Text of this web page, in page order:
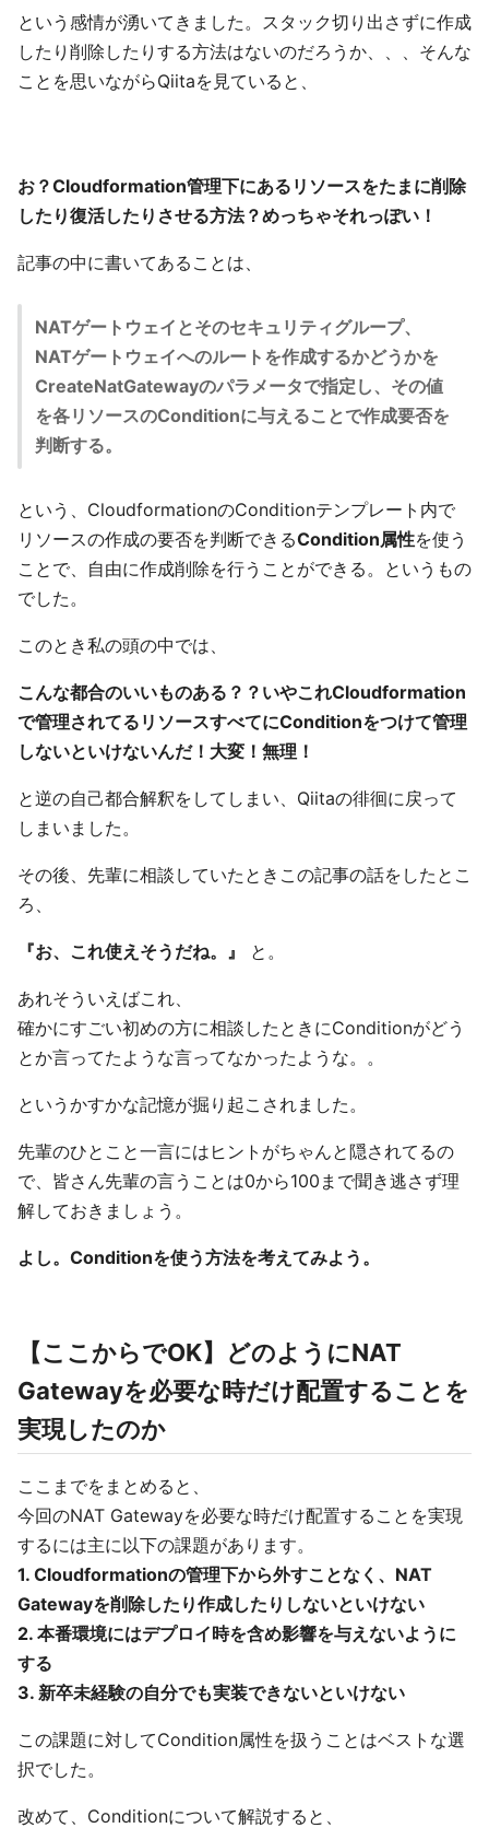
という感情が湧いてきました。スタック切り出さずに作成
したり削除したりする方法はないのだろうか、、、そんな
ことを思いながらQiitaを見ていると、
お？Cloudformation管理下にあるリソースをたまに削除
したり復活したりさせる方法？めっちゃそれっぽい！
記事の中に書いてあることは、
NATゲートウェイとそのセキュリティグループ、
NATゲートウェイへのルートを作成するかどうかを
CreateNatGatewayのパラメータで指定し、その値
を各リソースのConditionに与えることで作成要否を
判断する。
という、CloudformationのConditionテンプレート内で
リソースの作成の要否を判断できるCondition属性を使う
ことで、自由に作成削除を行うことができる。というもの
でした。
このとき私の頭の中では、
こんな都合のいいものある？？いやこれCloudformation
で管理されてるリソースすべてにConditionをつけて管理
しないといけないんだ！大変！無理！
と逆の自己都合解釈をしてしまい、Qiitaの徘徊に戻って
しまいました。
その後、先輩に相談していたときこの記事の話をしたとこ
ろ、
『お、これ使えそうだね。』 と。
あれそういえばこれ、
確かにすごい初めの方に相談したときにConditionがどう
とか言ってたような言ってなかったような。。
というかすかな記憶が掘り起こされました。
先輩のひとこと一言にはヒントがちゃんと隠されてるの
で、皆さん先輩の言うことは0から100まで聞き逃さず理
解しておきましょう。
よし。Conditionを使う方法を考えてみよう。
【ここからでOK】どのようにNAT
Gatewayを必要な時だけ配置することを
実現したのか
ここまでをまとめると、
今回のNAT Gatewayを必要な時だけ配置することを実現
するには主に以下の課題があります。
1. Cloudformationの管理下から外すことなく、NAT
Gatewayを削除したり作成したりしないといけない
2. 本番環境にはデプロイ時を含め影響を与えないように
する
3. 新卒未経験の自分でも実装できないといけない
この課題に対してCondition属性を扱うことはベストな選
択でした。
改めて、Conditionについて解説すると、